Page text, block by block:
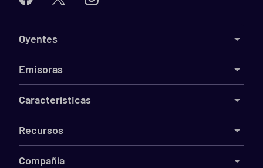
Oyentes
Emisoras
Características
Recursos
Compañía